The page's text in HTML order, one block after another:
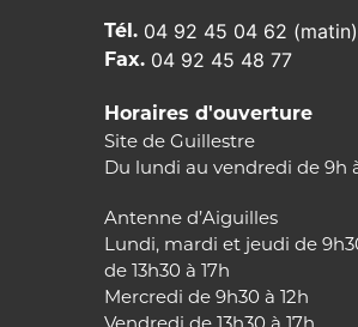
Tél. 04 92 45 04 62 (matin)
Fax. 04 92 45 48 77
Horaires d'ouverture
Site de Guillestre
Du lundi au vendredi de 9h
Antenne d’Aiguilles
Lundi, mardi et jeudi de
de 13h30 à 17h
Mercredi de 9h30 à 12h